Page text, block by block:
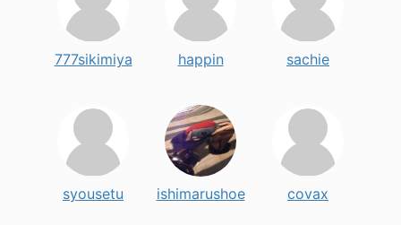
777sikimiya happin sachie
syousetu ishimarushoe covax